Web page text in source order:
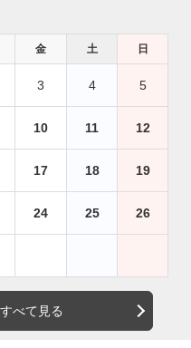
金 土 日
3 4 5
10 11 12
17 18 19
24 25 26
べて見る